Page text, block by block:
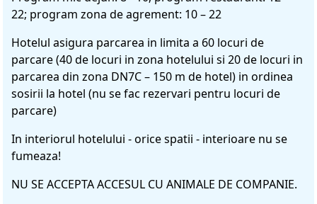
22; program zona de agrement: 10 – 22
Hotelul asigura parcarea in limita a 60 locuri de
parcare (40 de locuri in zona hotelului si 20 de locuri in
parcarea din zona DN7C – 150 m de hotel) in ordinea
sosirii la hotel (nu se fac rezervari pentru locuri de
parcare)
In interiorul hotelului - orice spatii - interioare nu se
fumeaza!
NU SE ACCEPTA ACCESUL CU ANIMALE DE COMPANIE.